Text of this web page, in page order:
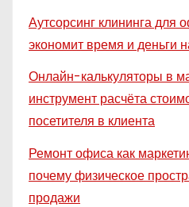
Аутсорсинг клининга для
экономит время и деньги
Онлайн-калькуляторы в
инструмент расчёта
посетителя в клиента
Ремонт офиса как
почему физическое
продажи